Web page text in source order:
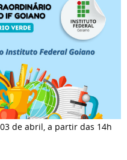
de abril, a partir das 14h